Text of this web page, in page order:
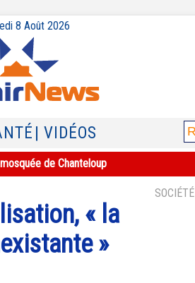
8 Août 2026
| VIDÉOS
de Chanteloup
SOCIÉTÉ
« la
»